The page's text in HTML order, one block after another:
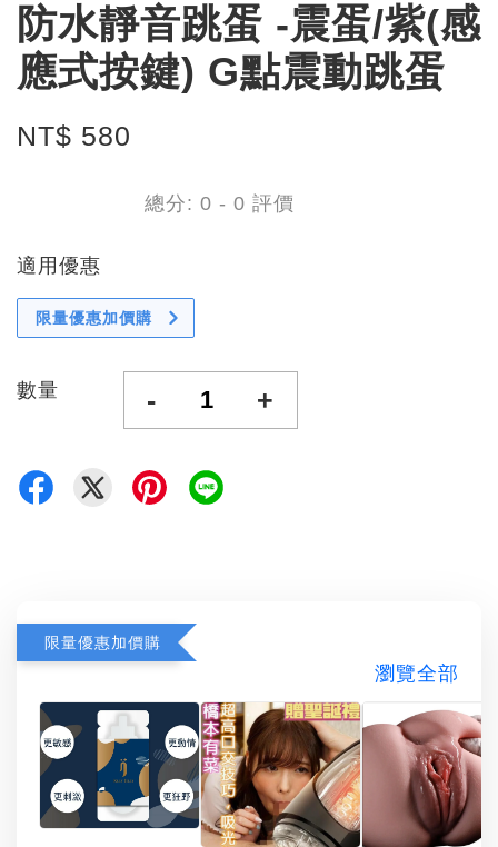
防水靜音跳蛋 -震蛋/紫(感
應式按鍵) G點震動跳蛋
NT$ 580
總分: 0 - 0 評價
適用優惠
限量優惠加價購
數量 - +
限量優惠加價購
瀏覽全部